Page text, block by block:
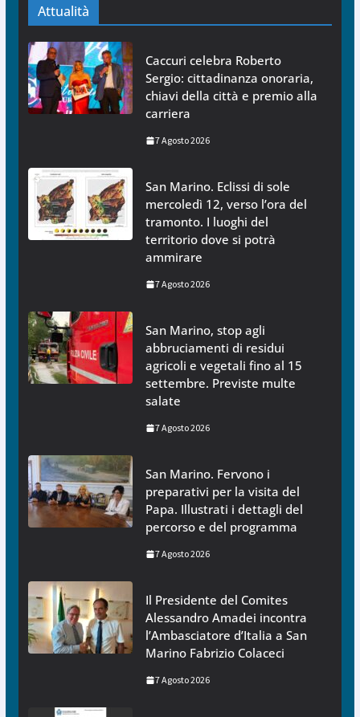
Attualità
Caccuri celebra Roberto
Sergio: cittadinanza onoraria,
chiavi della città e premio alla
carriera
7 Agosto 2026
San Marino. Eclissi di sole
mercoledì 12, verso l’ora del
tramonto. I luoghi del
territorio dove si potrà
ammirare
7 Agosto 2026
San Marino, stop agli
abbruciamenti di residui
agricoli e vegetali fino al 15
settembre. Previste multe
salate
7 Agosto 2026
San Marino. Fervono i
preparativi per la visita del
Papa. Illustrati i dettagli del
percorso e del programma
7 Agosto 2026
Il Presidente del Comites
Alessandro Amadei incontra
l’Ambasciatore d’Italia a San
Marino Fabrizio Colaceci
7 Agosto 2026